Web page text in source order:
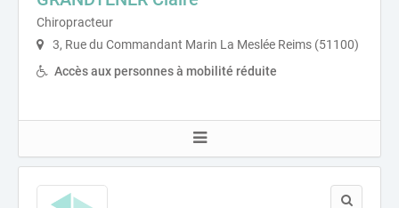
Chiropracteur
3, Rue du Commandant Marin La Meslée Reims (51100)
Accès aux personnes à mobilité réduite